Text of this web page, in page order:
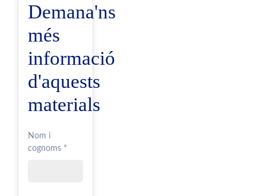
Demana'ns
més
informació
d'aquests
materials
Nom i
cognoms *